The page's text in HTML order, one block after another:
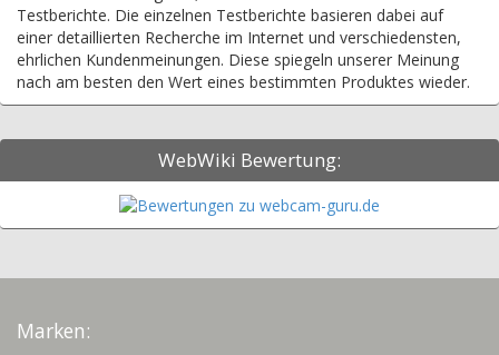
Testberichte. Die einzelnen Testberichte basieren dabei auf
einer detaillierten Recherche im Internet und verschiedensten,
ehrlichen Kundenmeinungen. Diese spiegeln unserer Meinung
nach am besten den Wert eines bestimmten Produktes wieder.
WebWiki Bewertung:
Marken: